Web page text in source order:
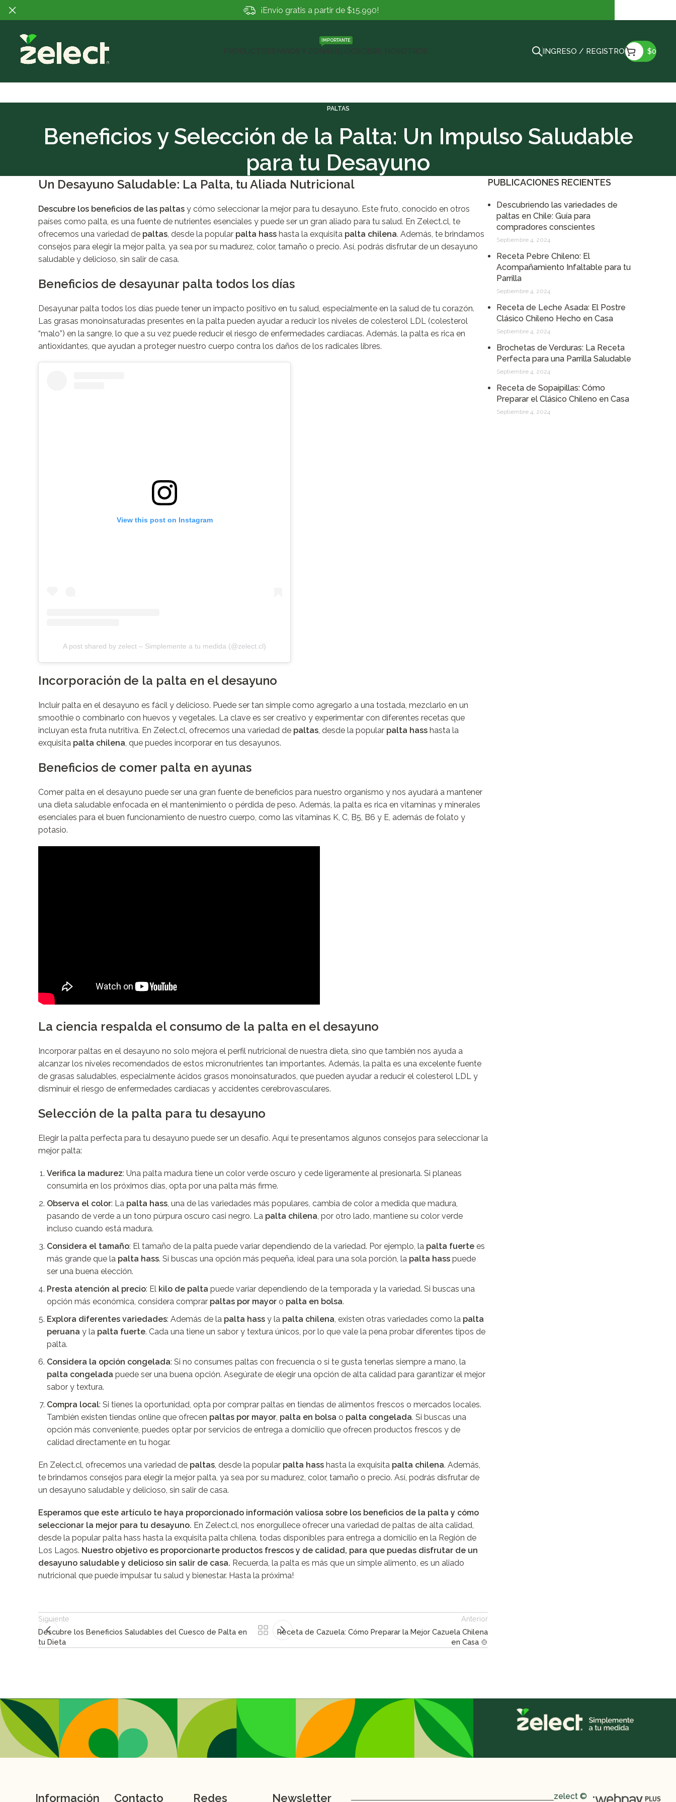
PRODUCTOS ENVÍOS Y ZONAS
IMPORTANTE
BLOG SOBRE NOSOTROS INGRESO / REGISTRO $0
PALTAS
Beneficios y Selección de la Palta: Un Impulso Saludable
para tu Desayuno
Un Desayuno Saludable: La Palta, tu Aliada Nutricional
Descubre los beneficios de las paltas y cómo seleccionar la mejor para tu desayuno. Este fruto, conocido en otros
países como palta, es una fuente de nutrientes esenciales y puede ser un gran aliado para tu salud. En Zelect.cl, te
ofrecemos una variedad de paltas, desde la popular palta hass hasta la exquisita palta chilena. Además, te brindamos
consejos para elegir la mejor palta, ya sea por su madurez, color, tamaño o precio. Así, podrás disfrutar de un desayuno
saludable y delicioso, sin salir de casa.
Beneficios de desayunar palta todos los días
Desayunar palta todos los días puede tener un impacto positivo en tu salud, especialmente en la salud de tu corazón.
Las grasas monoinsaturadas presentes en la palta pueden ayudar a reducir los niveles de colesterol LDL (colesterol
“malo”) en la sangre, lo que a su vez puede reducir el riesgo de enfermedades cardíacas. Además, la palta es rica en
antioxidantes, que ayudan a proteger nuestro cuerpo contra los daños de los radicales libres.
View this post on Instagram
A post shared by zelect – Simplemente a tu medida (@zelect.cl)
Incorporación de la palta en el desayuno
Incluir palta en el desayuno es fácil y delicioso. Puede ser tan simple como agregarlo a una tostada, mezclarlo en un
smoothie o combinarlo con huevos y vegetales. La clave es ser creativo y experimentar con diferentes recetas que
incluyan esta fruta nutritiva. En Zelect.cl, ofrecemos una variedad de paltas, desde la popular palta hass hasta la
exquisita palta chilena, que puedes incorporar en tus desayunos.
Beneficios de comer palta en ayunas
Comer palta en el desayuno puede ser una gran fuente de beneficios para nuestro organismo y nos ayudará a mantener
una dieta saludable enfocada en el mantenimiento o pérdida de peso. Además, la palta es rica en vitaminas y minerales
esenciales para el buen funcionamiento de nuestro cuerpo, como las vitaminas K, C, B5, B6 y E, además de folato y
potasio.
La ciencia respalda el consumo de la palta en el desayuno
Incorporar paltas en el desayuno no solo mejora el perfil nutricional de nuestra dieta, sino que también nos ayuda a
alcanzar los niveles recomendados de estos micronutrientes tan importantes. Además, la palta es una excelente fuente
de grasas saludables, especialmente ácidos grasos monoinsaturados, que pueden ayudar a reducir el colesterol LDL y
disminuir el riesgo de enfermedades cardíacas y accidentes cerebrovasculares.
Selección de la palta para tu desayuno
Elegir la palta perfecta para tu desayuno puede ser un desafío. Aquí te presentamos algunos consejos para seleccionar la
mejor palta:
Verifica la madurez: Una palta madura tiene un color verde oscuro y cede ligeramente al presionarla. Si planeas
consumirla en los próximos días, opta por una palta más firme.
Observa el color: La palta hass, una de las variedades más populares, cambia de color a medida que madura,
pasando de verde a un tono púrpura oscuro casi negro. La palta chilena, por otro lado, mantiene su color verde
incluso cuando está madura.
Considera el tamaño: El tamaño de la palta puede variar dependiendo de la variedad. Por ejemplo, la palta fuerte es
más grande que la palta hass. Si buscas una opción más pequeña, ideal para una sola porción, la palta hass puede
ser una buena elección.
Presta atención al precio: El kilo de palta puede variar dependiendo de la temporada y la variedad. Si buscas una
opción más económica, considera comprar paltas por mayor o palta en bolsa.
Explora diferentes variedades: Además de la palta hass y la palta chilena, existen otras variedades como la palta
peruana y la palta fuerte. Cada una tiene un sabor y textura únicos, por lo que vale la pena probar diferentes tipos de
palta.
Considera la opción congelada: Si no consumes paltas con frecuencia o si te gusta tenerlas siempre a mano, la
palta congelada puede ser una buena opción. Asegúrate de elegir una opción de alta calidad para garantizar el mejor
sabor y textura.
Compra local: Si tienes la oportunidad, opta por comprar paltas en tiendas de alimentos frescos o mercados locales.
También existen tiendas online que ofrecen paltas por mayor, palta en bolsa o palta congelada. Si buscas una
opción más conveniente, puedes optar por servicios de entrega a domicilio que ofrecen productos frescos y de
calidad directamente en tu hogar.
En Zelect.cl, ofrecemos una variedad de paltas, desde la popular palta hass hasta la exquisita palta chilena. Además,
te brindamos consejos para elegir la mejor palta, ya sea por su madurez, color, tamaño o precio. Así, podrás disfrutar de
un desayuno saludable y delicioso, sin salir de casa.
Esperamos que este artículo te haya proporcionado información valiosa sobre los beneficios de la palta y cómo
seleccionar la mejor para tu desayuno. En Zelect.cl, nos enorgullece ofrecer una variedad de paltas de alta calidad,
desde la popular palta hass hasta la exquisita palta chilena, todas disponibles para entrega a domicilio en la Región de
Los Lagos. Nuestro objetivo es proporcionarte productos frescos y de calidad, para que puedas disfrutar de un
desayuno saludable y delicioso sin salir de casa. Recuerda, la palta es más que un simple alimento, es un aliado
nutricional que puede impulsar tu salud y bienestar. Hasta la próxima!
Siguiente
Descubre los Beneficios Saludables del Cuesco de Palta en
tu Dieta
Anterior
Receta de Cazuela: Cómo Preparar la Mejor Cazuela Chilena
en Casa 🍲
PUBLICACIONES RECIENTES
Descubriendo las variedades de
paltas en Chile: Guía para
compradores conscientes
Septiembre 4, 2024
Receta Pebre Chileno: El
Acompañamiento Infaltable para tu
Parrilla
Septiembre 4, 2024
Receta de Leche Asada: El Postre
Clásico Chileno Hecho en Casa
Septiembre 4, 2024
Brochetas de Verduras: La Receta
Perfecta para una Parrilla Saludable
Septiembre 4, 2024
Receta de Sopaipillas: Cómo
Preparar el Clásico Chileno en Casa
Septiembre 4, 2024
Información Contacto Redes Newsletter
zelect ©
¡Envío gratis a partir de $15.990!